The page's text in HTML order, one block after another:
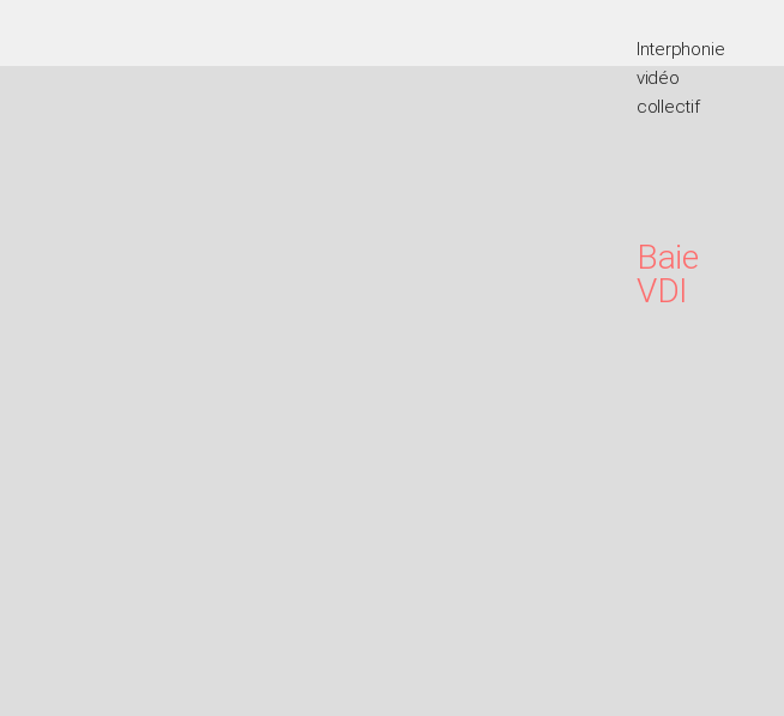
Interphonie
vidéo
collectif
Baie
VDI